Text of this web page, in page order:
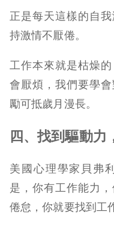
正是每天這樣的自
持激情不厭倦。
工作本來就是枯燥
會厭煩，我們要學
勵可抵歲月漫長。
四、找到驅動力
美國心理學家貝弗
是，你有工作能力
倦怠，你就要找到工